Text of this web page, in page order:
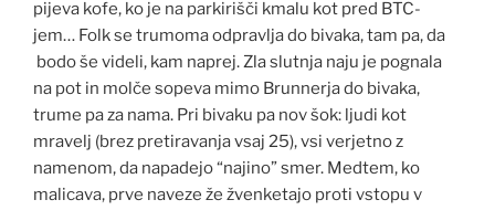
pijeva kofe, ko je na parkirišči kmalu kot pred BTC-
jem… Folk se trumoma odpravlja do bivaka, tam pa, da
bodo še videli, kam naprej. Zla slutnja naju je pognala
na pot in molče sopeva mimo Brunnerja do bivaka,
trume pa za nama. Pri bivaku pa nov šok: ljudi kot
mravelj (brez pretiravanja vsaj 25), vsi verjetno z
namenom, da napadejo “najino” smer. Medtem, ko
malicava, prve naveze že žvenketajo proti vstopu v